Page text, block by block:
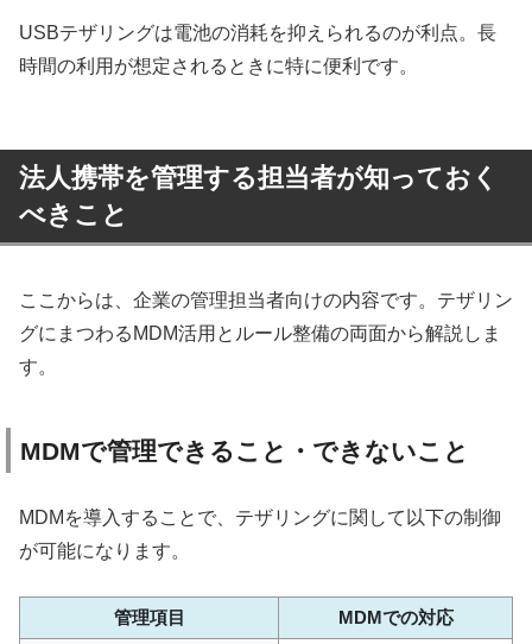
USBテザリングは電池の消耗を抑えられるのが利点。長
時間の利用が想定されるときに特に便利です。
法人携帯を管理する担当者が知っておく
べきこと
ここからは、企業の管理担当者向けの内容です。テザリン
グにまつわるMDM活用とルール整備の両面から解説しま
す。
MDMで管理できること・できないこと
MDMを導入することで、テザリングに関して以下の制御
が可能になります。
管理項目 MDMでの対応